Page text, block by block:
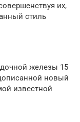
их,
стиль
железы 15
новый
известной